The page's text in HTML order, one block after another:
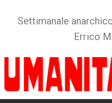
Settimanale
Errico